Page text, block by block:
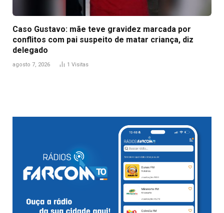
Caso Gustavo: mãe teve gravidez marcada por
conflitos com pai suspeito de matar criança, diz
delegado
agosto 7, 2026 1 Visitas